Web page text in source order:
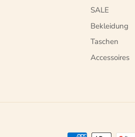
SALE
Bekleidung
Taschen
Accessoires